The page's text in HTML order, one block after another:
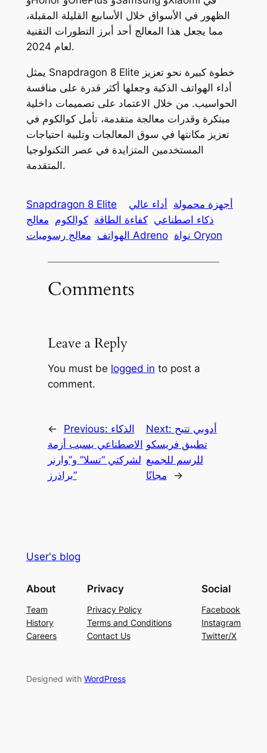
الظهور في الأسواق خلال الأسابيع القليلة المقبلة،
مما يجعل هذا المعالج أحد أبرز التطورات التقنية
لعام 2024.
يمثل Snapdragon 8 Elite خطوة كبيرة نحو تعزيز
أداء الهواتف الذكية وجعلها أكثر قدرة على منافسة
الحواسيب. من خلال الاعتماد على تصميمات داخلية
مبتكرة وقدرات معالجة متقدمة، تأمل كوالكوم في
تعزيز مكانتها في سوق المعالجات وتلبية احتياجات
المستخدمين المتزايدة في عصر التكنولوجيا
المتقدمة.
Snapdragon 8 Elite أجهزة محمولة
أداء عالي
ذكاء اصطناعي كفاءة الطاقة كوالكوم معالج
الهواتف معالج رسوميات Adreno نواة Oryon
Comments
Leave a Reply
You must be logged in to post a
comment.
← Previous: الذكاء
الاصطناعي يسبب أزمة
لشركتي “تسلا” و”وارنر
براذرز”
Next: أدوبي تتيح
تطبيق فريسكو
للرسم للجميع
مجانًا
→
User's blog
About
Team
History
Careers
Privacy
Privacy Policy
Terms and Conditions
Contact Us
Social
Facebook
Instagram
Twitter/X
Designed with WordPress